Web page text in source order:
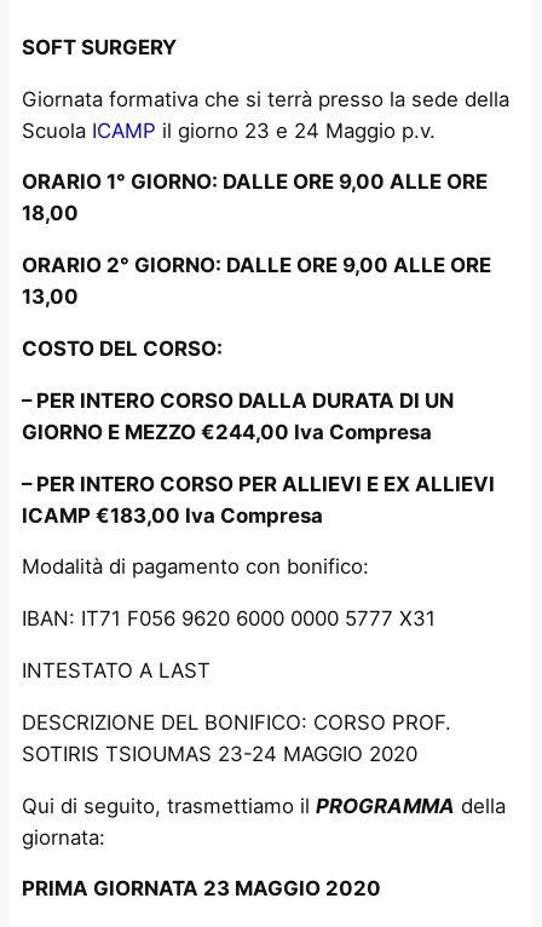
SOFT SURGERY
Giornata formativa che si terrà presso la sede della
Scuola ICAMP il giorno 23 e 24 Maggio p.v.
ORARIO 1° GIORNO: DALLE ORE 9,00 ALLE ORE
18,00
ORARIO 2° GIORNO: DALLE ORE 9,00 ALLE ORE
13,00
COSTO DEL CORSO:
– PER INTERO CORSO DALLA DURATA DI UN
GIORNO E MEZZO €244,00 Iva Compresa
– PER INTERO CORSO PER ALLIEVI E EX ALLIEVI
ICAMP €183,00 Iva Compresa
Modalità di pagamento con bonifico:
IBAN: IT71 F056 9620 6000 0000 5777 X31
INTESTATO A LAST
DESCRIZIONE DEL BONIFICO: CORSO PROF.
SOTIRIS TSIOUMAS 23-24 MAGGIO 2020
Qui di seguito, trasmettiamo il PROGRAMMA della
giornata:
PRIMA GIORNATA 23 MAGGIO 2020